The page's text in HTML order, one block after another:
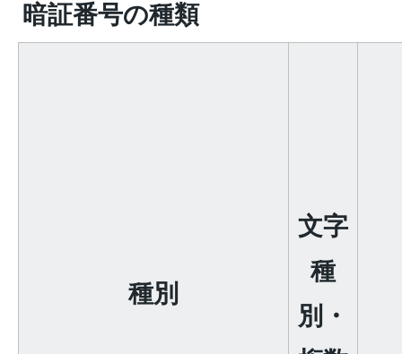
暗証番号の種類
種別
文字
種
別・